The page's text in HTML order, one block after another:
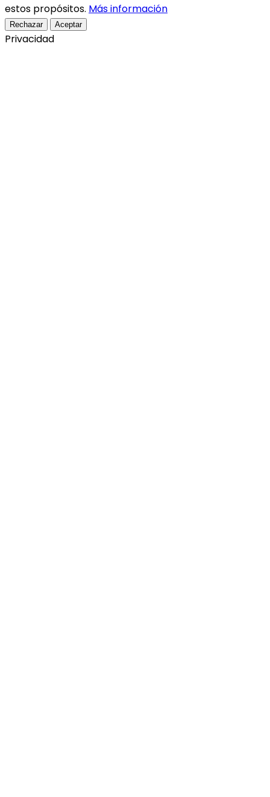
estos propósitos. Más información
Rechazar Aceptar
Privacidad